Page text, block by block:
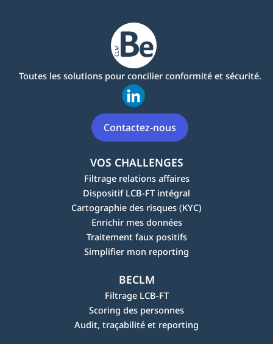
Toutes les solutions pour concilier conformité et sécurité.
Contactez-nous
VOS CHALLENGES
Filtrage relations affaires
Dispositif LCB-FT intégral
Cartographie des risques (KYC)
Enrichir mes données
Traitement faux positifs
Simplifier mon reporting
BECLM
Filtrage LCB-FT
Scoring des personnes
Audit, traçabilité et reporting